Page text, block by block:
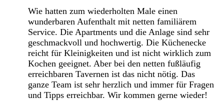
Wie hatten zum wiederholten Male einen
wunderbaren Aufenthalt mit netten familiärem
Service. Die Apartments und die Anlage sind sehr
geschmackvoll und hochwertig. Die Küchenecke
reicht für Kleinigkeiten und ist nicht wirklich zum
Kochen geeignet. Aber bei den netten fußläufig
erreichbaren Tavernen ist das nicht nötig. Das
ganze Team ist sehr herzlich und immer für Fragen
und Tipps erreichbar. Wir kommen gerne wieder!